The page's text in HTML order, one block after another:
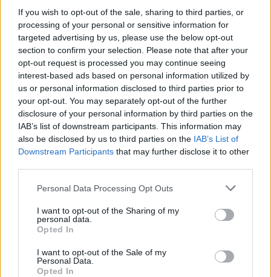
If you wish to opt-out of the sale, sharing to third parties, or
processing of your personal or sensitive information for
targeted advertising by us, please use the below opt-out
section to confirm your selection. Please note that after your
opt-out request is processed you may continue seeing
interest-based ads based on personal information utilized by
us or personal information disclosed to third parties prior to
your opt-out. You may separately opt-out of the further
disclosure of your personal information by third parties on the
IAB’s list of downstream participants. This information may
also be disclosed by us to third parties on the IAB’s List of
Downstream Participants that may further disclose it to other
Personal Data Processing Opt Outs
I want to opt-out of the Sharing of my
personal data.
Opted In
I want to opt-out of the Sale of my
Personal Data.
Opted In
ΔΙΑΦΗΜΙΣΗ